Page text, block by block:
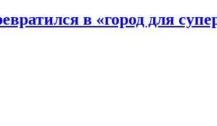
в «город для